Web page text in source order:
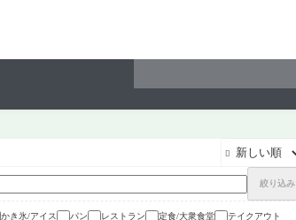

絞り込み
かき氷/アイス パン レストラン 定食/大衆食堂
テイクアウト